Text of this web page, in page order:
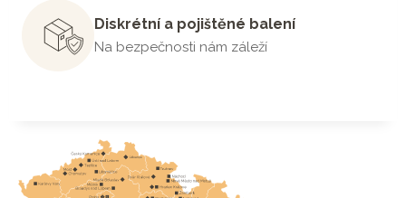
Diskrétní a pojištěné balení
Na bezpečnosti nám záleží